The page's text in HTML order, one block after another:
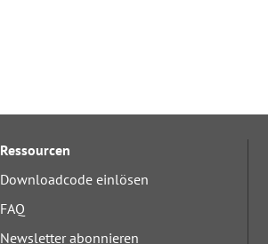
Ressourcen
Downloadcode einlösen
FAQ
Newsletter abonnieren